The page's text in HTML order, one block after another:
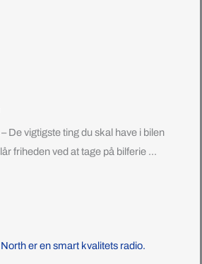
De vigtigste ting du skal have i bilen
friheden ved at tage på bilferie ...